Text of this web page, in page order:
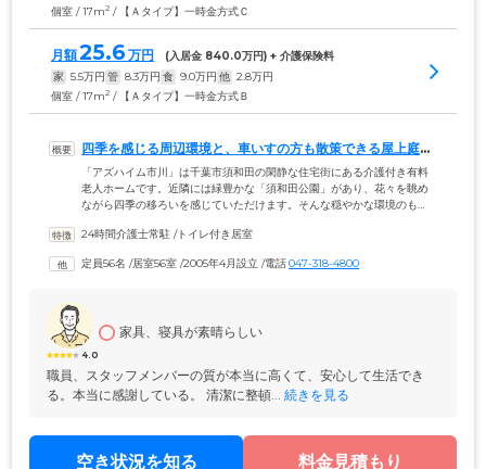
個室 / 17m2 / 【Ａタイプ】一時金方式Ｃ
月額25.6 万円 (入居金 840.0万円) + 介護保険料
家 5.5万円 管 8.3万円 食 9.0万円 他 2.8万円
個室 / 17m2 / 【Ａタイプ】一時金方式Ｂ
四季を感じる周辺環境と、車いすの方も散策できる屋上庭園
が自慢です
「アズハイム市川」は千葉市須和田の閑静な住宅街にある介護付き有料
老人ホームです。近隣には緑豊かな「須和田公園」があり、花々を眺め
ながら四季の移ろいを感じていただけます。そんな穏やかな環境のも
トイレ・洗面台完備の個室をご用意。ほかのご入居者様の目を気にする
間が充実。屋上には4つのゾーンに分かれた本格的な広い庭園を、1階に
24時間介護士常駐 /トイレ付き居室
定員56名 /居室56室 /2005年4月設立 /電話047-318-4800
4.0
家具、寝具が素晴らしい
職員、スタッフメンバーの質が本当に高くて、安心して生活でき
る。本当に感謝している。 清潔に整頓... 続きを見る
空き状況を知る 料金見積もり